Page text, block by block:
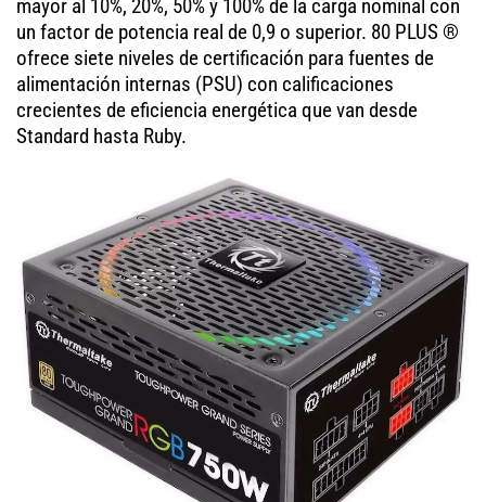
mayor al 10%, 20%, 50% y 100% de la carga nominal con
un factor de potencia real de 0,9 o superior. 80 PLUS ®
ofrece siete niveles de certificación para fuentes de
alimentación internas (PSU) con calificaciones
crecientes de eficiencia energética que van desde
Standard hasta Ruby.